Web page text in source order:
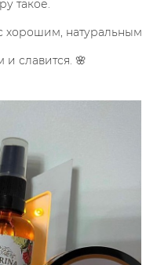
такое.
хорошим, натуральным
и славится. 🌸